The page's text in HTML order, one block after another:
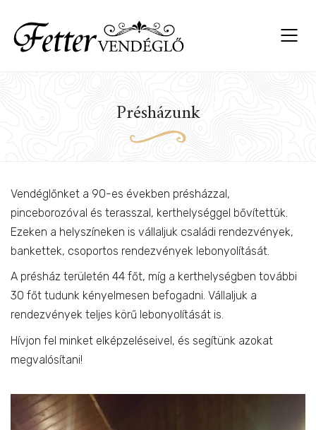
Présházunk
Vendéglőnket a 90-es években présházzal,
pinceborozóval és terasszal, kerthelységgel bővítettük.
Ezeken a helyszíneken is vállaljuk családi rendezvények,
bankettek, csoportos rendezvények lebonyolítását.
A présház területén 44 főt, míg a kerthelységben további
30 főt tudunk kényelmesen befogadni. Vállaljuk a
rendezvények teljes körű lebonyolítását is.
Hívjon fel minket elképzeléseivel, és segítünk azokat
megvalósítani!